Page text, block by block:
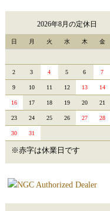
2026年8月の定休日
日 月 火 水 木 金
2 3 4 5 6 7
9 10 11 12 13 14
16 17 18 19 20 21
23 24 25 26 27 28
30 31
※赤字は休業日です